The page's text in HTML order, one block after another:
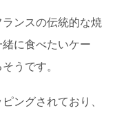
ランスの伝統的な焼
に食べたいケー
うです。
ングされており、